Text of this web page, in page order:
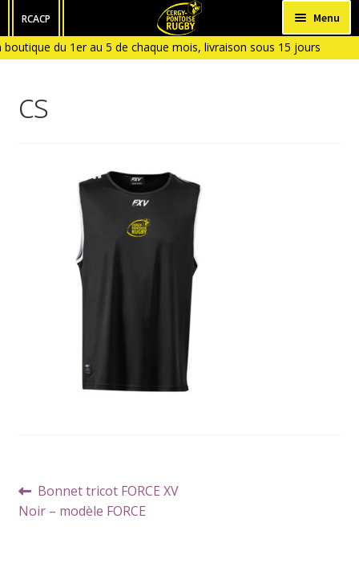
la
contenu
RCACP Menu
HOMME
du 1er au 5 de chaque mois, livraison sous 15 jours
6 ( Boutique fermée en Janvier et en Aout)
cs
Navigation
de
Article
précédent :
Bonnet tricot FORCE XV
Noir – modèle FORCE